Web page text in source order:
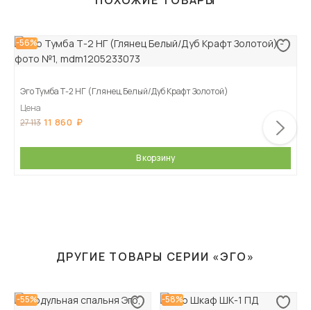
-56%
Эго Тумба Т-2 НГ (Глянец Белый/Дуб Крафт Золотой)
Цена
27 113 11 860
В корзину
ДРУГИЕ ТОВАРЫ СЕРИИ «ЭГО»
-55% -58%